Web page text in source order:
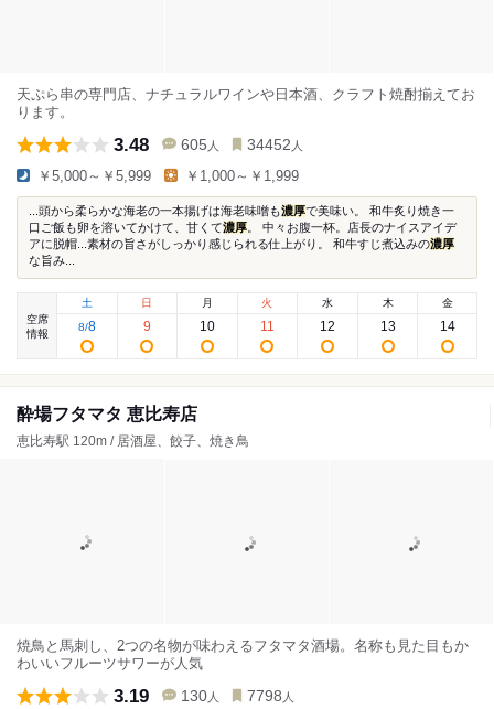
天ぷら串の専門店、ナチュラルワインや日本酒、クラフト焼酎揃えてお
ります。
3.48 605 人 34452 人
￥5,000～￥5,999 ￥1,000～￥1,999
...頭から柔らかな海老の一本揚げは海老味噌も濃厚で美味い。 和牛炙り焼き一
口ご飯も卵を溶いてかけて、甘くて濃厚 。 中々お腹一杯。店長のナイスアイデ
アに脱帽...素材の旨さがしっかり感じられる仕上がり。 和牛すじ煮込みの濃厚
な旨み...
空席
情報
土
8/8
日
9
月
10
火
11
水
12
木
13
金
14
酔場フタマタ 恵比寿店
恵比寿駅 120m / 居酒屋、餃子、焼き鳥
焼鳥と馬刺し、2つの名物が味わえるフタマタ酒場。名称も見た目もか
わいいフルーツサワーが人気
3.19 130 人 7798 人